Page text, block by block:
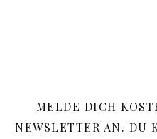
MELDE DICH
NEWSLETTER AN. DU